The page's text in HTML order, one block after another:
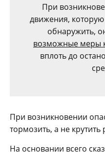
При
движения,
обнаружить,
возможные меры
вплоть до
При возникновении
тормозить, а не крутить
На основании всего